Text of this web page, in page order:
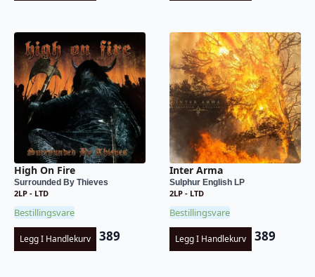
High On Fire
Surrounded By Thieves
2LP - LTD
Bestillingsvare
Legg I Handlekurv 389
Inter Arma
Sulphur English LP
2LP - LTD
Bestillingsvare
Legg I Handlekurv 389